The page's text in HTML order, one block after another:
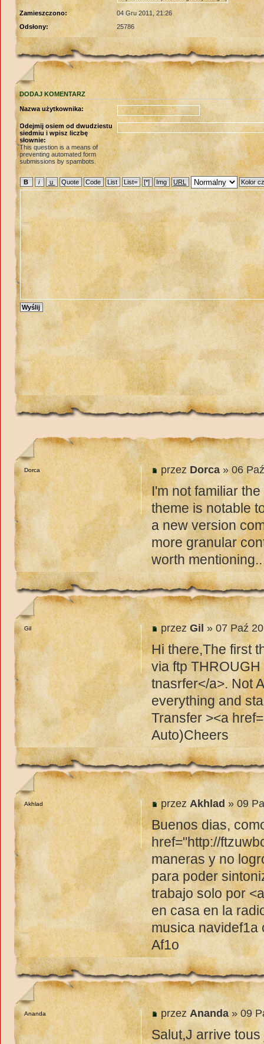
Zamieszczono:
04 Gru 2011, 21:26
Odsłony:
25786
DODAJ KOMENTARZ
Nazwa użytkownika:
Odejmij osiem od dwudziestu
siedmiu i wpisz liczbę
słownie:
This question is a means of
preventing automated form
submissions by spambots.
przez Dorca » 06
I'm not familiar
theme is notable
a new version
more granular
worth mentioning..
Dorca
przezGil » 07 Paź
Hi there,The first
via ftp
tnasrfer</a>. Not
everything and
Transfer ><a
Auto)Cheers
Gil
przez Akhlad » 09
Buenos dias,
href="http://
maneras y no
para poder
trabajo solo por
en casa en la
musica navidef1a
Af1o
Akhlad
przez Ananda » 09
Salut,J arrive
Ananda